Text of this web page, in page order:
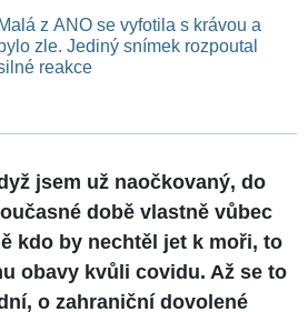
Malá z ANO se vyfotila s krávou a
bylo zle. Jediný snímek rozpoutal
reakce
jsem už naočkovaný, do
době vlastně vůbec
kdo by nechtěl jet k moři, to
obavy kvůli covidu. Až se to
o zahraniční dovolené